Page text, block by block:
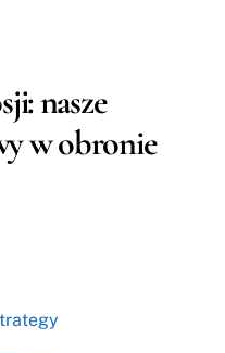
nasze
w obronie